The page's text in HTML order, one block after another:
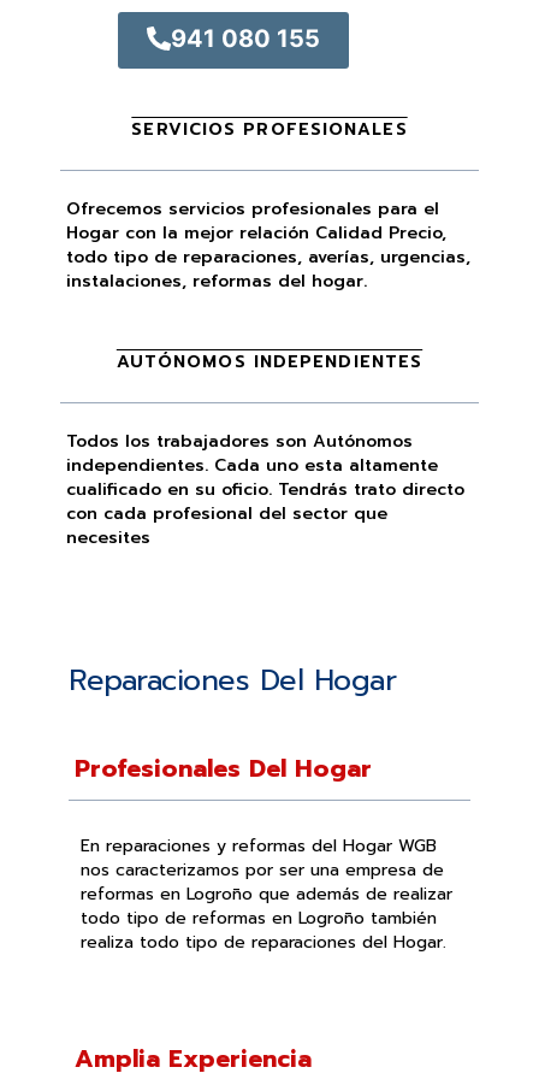
941 080 155
SERVICIOS PROFESIONALES
Ofrecemos servicios profesionales para el
Hogar con la mejor relación Calidad Precio,
todo tipo de reparaciones, averías, urgencias,
instalaciones, reformas del hogar.
AUTÓNOMOS INDEPENDIENTES
Todos los trabajadores son Autónomos
independientes. Cada uno esta altamente
cualificado en su oficio. Tendrás trato directo
con cada profesional del sector que
necesites
Reparaciones Del Hogar
Profesionales Del Hogar
En reparaciones y reformas del Hogar WGB
nos caracterizamos por ser una empresa de
reformas en Logroño que además de realizar
todo tipo de reformas en Logroño también
realiza todo tipo de reparaciones del Hogar.
Amplia Experiencia